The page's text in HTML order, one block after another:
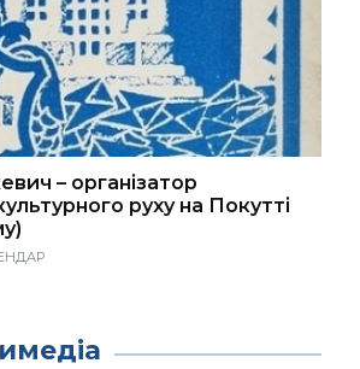
– організатор
руху на Покутті